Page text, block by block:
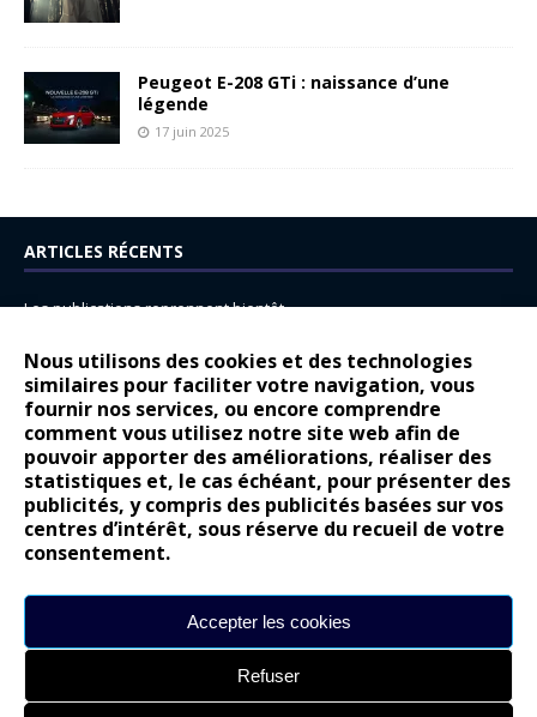
Nous utilisons des cookies et des technologies
similaires pour faciliter votre navigation, vous
fournir nos services, ou encore comprendre
comment vous utilisez notre site web afin de
pouvoir apporter des améliorations, réaliser des
statistiques et, le cas échéant, pour présenter des
publicités, y compris des publicités basées sur vos
centres d’intérêt, sous réserve du recueil de votre
consentement.
Accepter les cookies
Refuser
Peugeot E-208 GTi : naissance d’une
légende
17 juin 2025
ARTICLES RÉCENTS
Les publications reprennent bientôt…
14 juillet : nouveau film de marque pour Citroën
Renault Espace : voyage, voyage…
Peugeot E-208 GTi : naissance d’une légende
COMMENTAIRES RÉCENTS
Bernard Dardartdans
Gilly
gyo
Lancia Ypsilon : naturellement envoûtante ?